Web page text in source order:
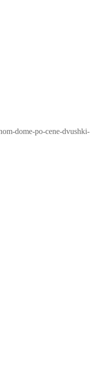
dome-po-cene-dvushki-